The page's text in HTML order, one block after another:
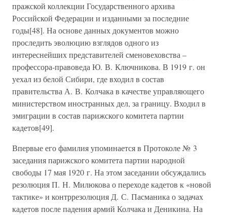
пражской коллекции Государственного архива
Российской Федерации и изданными за последние
годы[48]. На основе данных документов можно
проследить эволюцию взглядов одного из
интереснейших представителей сменовеховства –
профессора-правоведа Ю. В. Ключникова. В 1919 г. он
уехал из белой Сибири, где входил в состав
правительства А. В. Колчака в качестве управляющего
министерством иностранных дел, за границу. Входил в
эмиграции в состав парижского комитета партии
кадетов[49].
Впервые его фамилия упоминается в Протоколе № 3
заседания парижского комитета партии народной
свободы 17 мая 1920 г. На этом заседании обсуждались
резолюция П. Н. Милюкова о переходе кадетов к «новой
тактике» и контррезолюция Д. С. Пасманика о задачах
кадетов после падения армий Колчака и Деникина. На